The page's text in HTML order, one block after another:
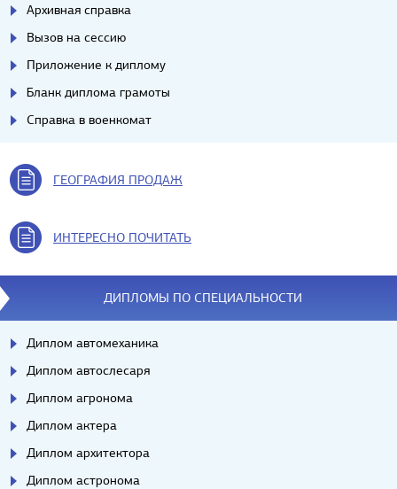
Архивная справка
Вызов на сессию
Приложение к диплому
Бланк диплома грамоты
Справка в военкомат
ГЕОГРАФИЯ ПРОДАЖ
ИНТЕРЕСНО ПОЧИТАТЬ
ДИПЛОМЫ ПО СПЕЦИАЛЬНОСТИ
Диплом автомеханика
Диплом автослесаря
Диплом агронома
Диплом актера
Диплом архитектора
Диплом астронома